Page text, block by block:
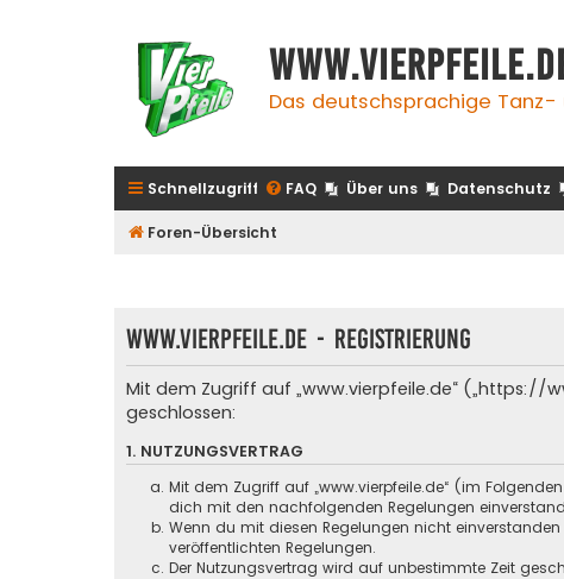
Das deutschsprachige
Schnellzugriff FAQ Über uns Datenschutz
Foren-Übersicht
www.vierpfeile.de - Registrierung
Mit dem Zugriff auf „www.vierpfeile.de“ („https://
geschlossen:
1. NUTZUNGSVERTRAG
Mit dem Zugriff auf „www.vierpfeile.de“ (im
dich mit den nachfolgenden Regelungen
Wenn du mit diesen Regelungen nicht
veröffentlichten Regelungen.
Der Nutzungsvertrag wird auf unbestimmte Zeit